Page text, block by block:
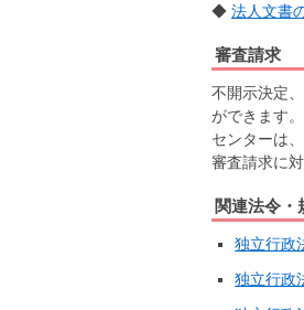
◆ 法人文書
審査請求
不開示決定
ができます。
センターは
審査請求に
関連法令・
独立行政
独立行政